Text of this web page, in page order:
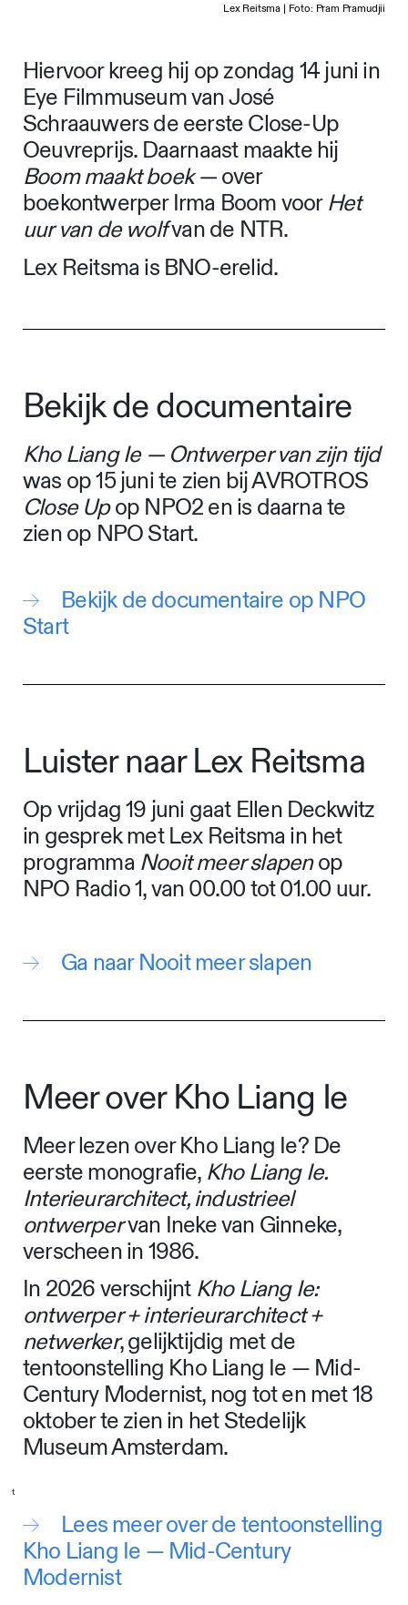
Lex Reitsma | Foto: Pram Pramudjii
Hiervoor kreeg hij op zondag 14 juni in
Eye Filmmuseum van José
Schraauwers de eerste Close-Up
Oeuvreprijs. Daarnaast maakte hij
Boom maakt boek —over
boekontwerper Irma Boom voorHet
uur van de wolfvan de NTR.
Lex Reitsma is BNO-erelid.
Bekijk de documentaire
Kho Liang Ie — Ontwerper van zijn tijd
was op 15 juni te zien bij AVROTROS
Close Upop NPO2 en is daarna te
zien op NPO Start.
Bekijk de documentaire op NPO
Start
Luister naar Lex Reitsma
Op vrijdag 19 juni gaat Ellen Deckwitz
in gesprek met Lex Reitsma in het
programma Nooit meer slapenop
NPO Radio 1, van 00.00 tot 01.00 uur.
Ga naar Nooit meer slapen
Meer over Kho Liang Ie
Meer lezen over Kho Liang Ie? De
eerste monografie, Kho Liang Ie.
Interieurarchitect, industrieel
ontwerpervan Ineke van Ginneke,
verscheen in 1986.
In 2026 verschijnt Kho Liang Ie:
ontwerper + interieurarchitect +
netwerker, gelijktijdig met de
tentoonstelling Kho Liang Ie — Mid-
Century Modernist, nog tot en met 18
oktober te zien in het Stedelijk
Museum Amsterdam.
t
Lees meer over de tentoonstelling
Kho Liang Ie — Mid-Century
Modernist